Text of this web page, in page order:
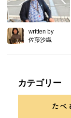
written by
佐藤沙織
カテゴリー